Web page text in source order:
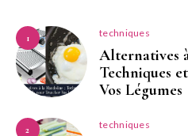
1 techniques
Alternatives
Techniques
Vos Légumes
2 techniques